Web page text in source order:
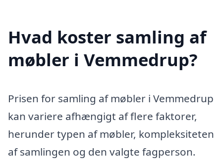
Hvad koster samling af
møbler i Vemmedrup?
Prisen for samling af møbler i Vemmedrup
kan variere afhængigt af flere faktorer,
herunder typen af møbler, kompleksiteten
af samlingen og den valgte fagperson.